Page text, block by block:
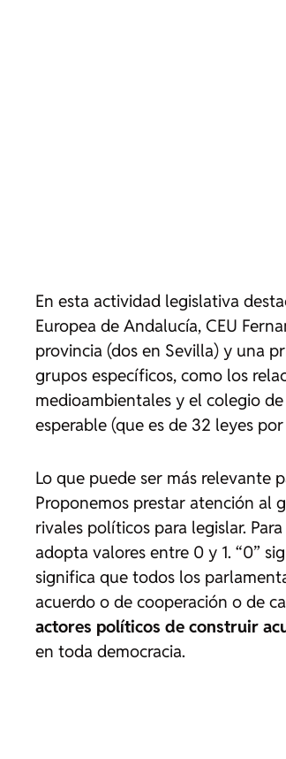
En esta actividad legislativa
Europea de Andalucía, CEU
provincia (dos en Sevilla) y una
grupos específicos, como los
medioambientales y el colegio
esperable (que es de 32 leyes
Lo que puede ser más relevante
Proponemos prestar atención al
rivales políticos para legislar.
adopta valores entre 0 y 1. “0”
significa que todos los
acuerdo o de cooperación o de
actores políticos de construir
en toda democracia.